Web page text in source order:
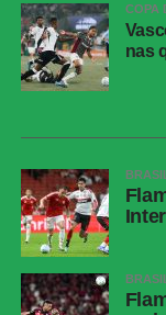
Árbitro
Assistentes
VAR
Atlético-MG
COPA
nas